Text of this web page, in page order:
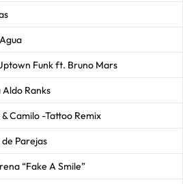
Funk ft. Bruno Mars
Ranks
Camilo -Tattoo Remix
Parejas
“Fake A Smile”